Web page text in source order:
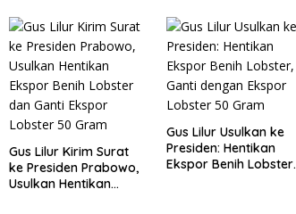
Gus Lilur Kirim Surat
ke Presiden Prabowo,
Usulkan Hentikan
Gus Lilur Usulkan ke
Presiden: Hentikan
Ekspor Benih Lobster,